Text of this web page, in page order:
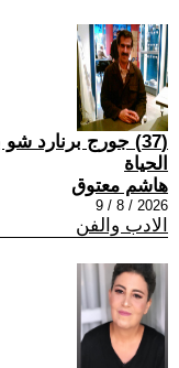
(37) جورج برنارد
الحياة
هاشم معتوق
2026 / 8 / 9
الادب والفن